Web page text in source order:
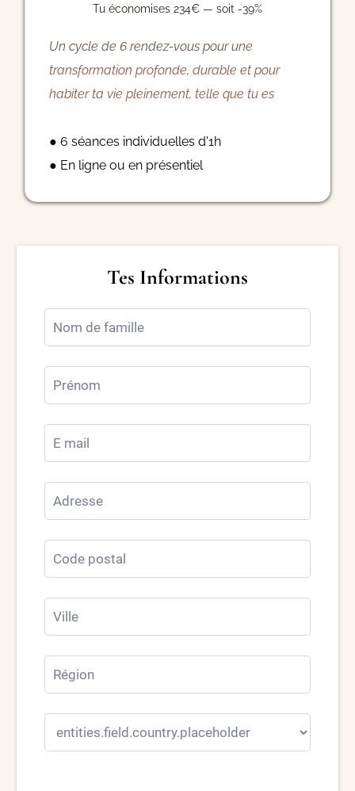
Tu économises 234€ — soit -39%
Un cycle de 6 rendez-vous pour une
transformation profonde, durable et pour
habiter ta vie pleinement, telle que tu es
● 6 séances individuelles d'1h
● En ligne ou en présentiel
Tes Informations